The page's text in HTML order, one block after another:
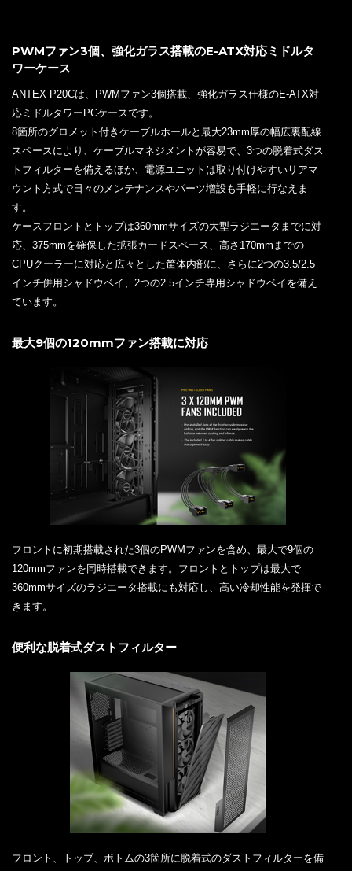
PWMファン3個、強化ガラス搭載のE-ATX対応ミドルタ
ワーケース
ANTEX P20Cは、PWMファン3個搭載、強化ガラス仕様のE-ATX対
応ミドルタワーPCケースです。
8箇所のグロメット付きケーブルホールと最大23mm厚の幅広裏配線
スペースにより、ケーブルマネジメントが容易で、3つの脱着式ダス
トフィルターを備えるほか、電源ユニットは取り付けやすいリアマ
ウント方式で日々のメンテナンスやパーツ増設も手軽に行なえま
す。
ケースフロントとトップは360mmサイズの大型ラジエータまでに対
応、375mmを確保した拡張カードスペース、高さ170mmまでの
CPUクーラーに対応と広々とした筐体内部に、さらに2つの3.5/2.5
インチ併用シャドウベイ、2つの2.5インチ専用シャドウベイを備え
ています。
最大9個の120mmファン搭載に対応
フロントに初期搭載された3個のPWMファンを含め、最大で9個の
120mmファンを同時搭載できます。フロントとトップは最大で
360mmサイズのラジエータ搭載にも対応し、高い冷却性能を発揮で
きます。
便利な脱着式ダストフィルター
フロント、トップ、ボトムの3箇所に脱着式のダストフィルターを備